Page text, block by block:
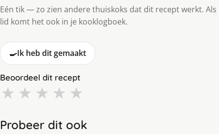
Eén tik — zo zien andere thuiskoks dat dit recept werkt. Als
lid komt het ook in je kooklogboek.
🍳Ik heb dit gemaakt
Beoordeel dit recept
★ ★ ★ ★ ★
Probeer dit ook